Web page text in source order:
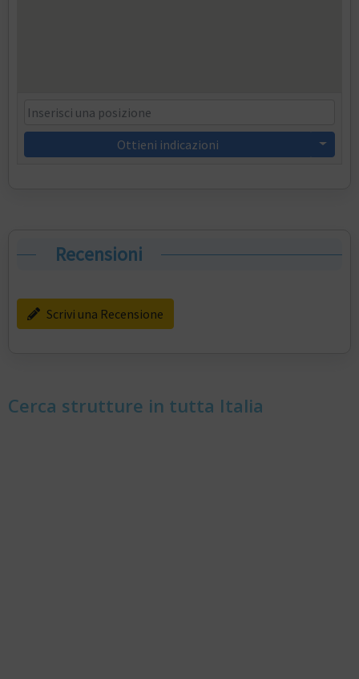
Ottieni indicazioni
Recensioni
Scrivi una Recensione
Cerca strutture in tutta Italia